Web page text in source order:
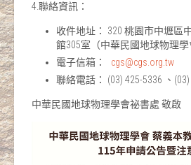
4.聯絡資訊：
收件地址： 320 桃園市中壢區
館305室（中華民國地球物理學
電子信箱：
cgs@cgs.org.tw
聯絡電話： (03) 425-5336 、(03)
中華民國地球物理學會祕書處 敬啟